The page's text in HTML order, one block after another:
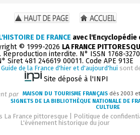
DE FRANCE avec
© 1999-2026 LA FRANCE
interdite. N° ISSN 1768-
Siret 481 246619 00011. Code APE 913E
Guide de la France d'hier et d'aujourd'hui sont
Site déposé à l'INPI
par MAISON DU TOURISME FRANÇAIS dès 2003
SIGNETS DE LA BIBLIOTHÈQUE NATIONALE DE
CULTURE
La France pittoresque
Politique de
L'événement historique du jour